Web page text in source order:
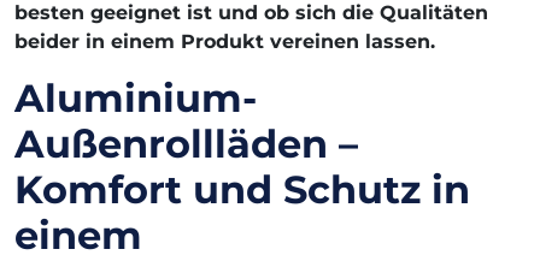
besten geeignet ist und ob sich die Qualitäten
beider in einem Produkt vereinen lassen.
Aluminium-
Außenrollläden –
Komfort und Schutz in
einem